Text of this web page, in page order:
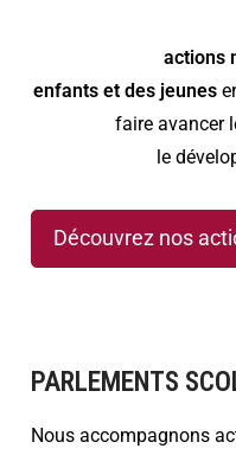
actions
enfants et des jeunes
faire avancer
le
Découvrez nos
PARLEMENTS
Nous accompagnons